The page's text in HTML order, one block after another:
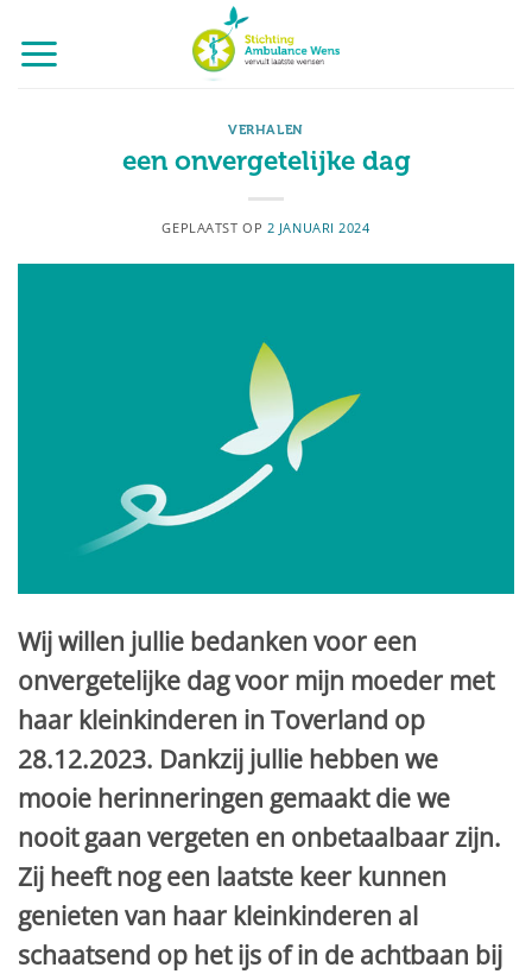
naar
inhoud
VERHALEN
een onvergetelijke dag
GEPLAATST OP 2 JANUARI 2024
Wij willen jullie bedanken voor een
onvergetelijke dag voor mijn moeder met
haar kleinkinderen in Toverland op
28.12.2023. Dankzij jullie hebben we
mooie herinneringen gemaakt die we
nooit gaan vergeten en onbetaalbaar zijn.
Zij heeft nog een laatste keer kunnen
genieten van haar kleinkinderen al
schaatsend op het ijs of in de achtbaan bij